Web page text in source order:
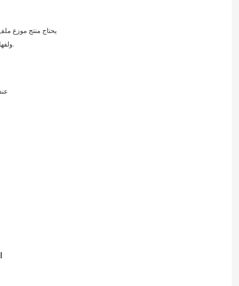
ولفها في لفات ، والتي يمكن أن تحمي المنتج بشكل أفضل من التحرك بسهولة.